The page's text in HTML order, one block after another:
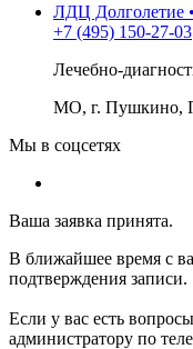
ЛДЦ Долголетие
+7 (495) 150-27-03
Лечебно-
МО, г. Пушкино,
Мы в соцсетях
Ваша заявка принята.
В ближайшее время с
подтверждения записи.
Если у вас есть
администратору по